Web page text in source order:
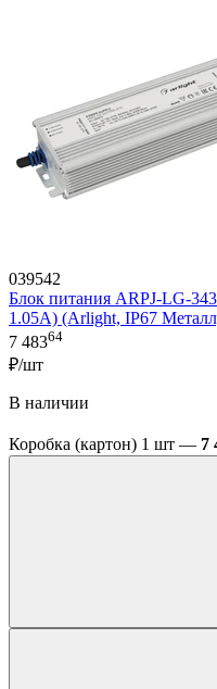
039542
Блок питания ARPJ-LG-
1.05A) (Arlight, IP67
7 48364
₽/шт
В наличии
Коробка (картон) 1 шт — 7